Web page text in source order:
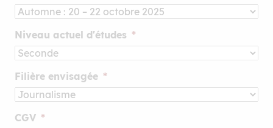
Niveau actuel d'études *
Filière envisagée *
CGV *